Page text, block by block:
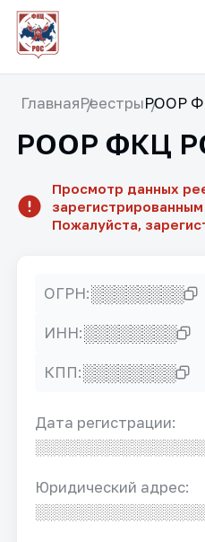
ГлавнаяРеестрыРООР
РООР ФКЦ
Просмотр данных
Пожалуйста,
ОГРН:░░░░░░░░
ИНН:░░░░░░░░
КПП:░░░░░░░░
Дата регистрации:
Юридический адрес: